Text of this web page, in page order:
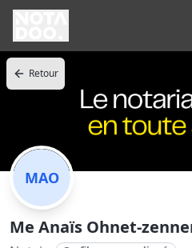
Retour
MAO
Me Anaïs Ohnet-